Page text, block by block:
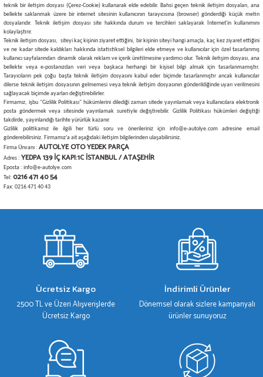
teknik bir iletişim dosyası (Çerez-Cookie) kullanarak elde edebilir. Bahsi geçen teknik iletişim dosyaları, ana
bellekte saklanmak üzere bir internet sitesinin kullanıcının tarayıcısına (browser) gönderdiği küçük metin
dosyalarıdır. Teknik iletişim dosyası site hakkında durum ve tercihleri saklayarak İnternet'in kullanımını
kolaylaştırır.
Teknik iletişim dosyası, siteyi kaç kişinin ziyaret ettiğini, bir kişinin siteyi hangi amaçla, kaç kez ziyaret ettiğini
ve ne kadar sitede kaldıkları hakkında istatistiksel bilgileri elde etmeye ve kullanıcılar için özel tasarlanmış
kullanıcı sayfalarından dinamik olarak reklam ve içerik üretilmesine yardımcı olur. Teknik iletişim dosyası, ana
bellekte veya e-postanızdan veri veya başkaca herhangi bir kişisel bilgi almak için tasarlanmamıştır.
Tarayıcıların pek çoğu başta teknik iletişim dosyasını kabul eder biçimde tasarlanmıştır ancak kullanıcılar
dilerse teknik iletişim dosyasının gelmemesi veya teknik iletişim dosyasının gönderildiğinde uyarı verilmesini
sağlayacak biçimde ayarları değiştirebilirler.
Firmamız, işbu "Gizlilik Politikası" hükümlerini dilediği zaman sitede yayınlamak veya kullanıcılara elektronik
posta göndermek veya sitesinde yayınlamak suretiyle değiştirebilir. Gizlilik Politikası hükümleri değiştiği
takdirde, yayınlandığı tarihte yürürlük kazanır.
Gizlilik politikamız ile ilgili her türlü soru ve önerileriniz için info@e-autolye.com
adresine email
gönderebilirsiniz. Firmamız’a ait aşağıdaki iletişim bilgilerinden ulaşabilirsiniz.
Firma Ünvanı : AUTOLYE OTO YEDEK PARÇA
Adres : YEDPA 139 İÇ KAPI:1C İSTANBUL / ATAŞEHİR
Eposta : info@e-autolye.com
Tel: 0216 471 40 54
Fax: 0216 471 40 43
Ücretsiz Kargo
2500 TL ve Üzeri Alışverişlerde
Ücretsiz Kargo
İndirimli Ürünler
Dönemsel olarak sizlere kampanyalı
ürünler sunuyoruz